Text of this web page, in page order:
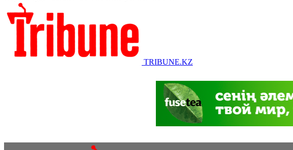
TRIBUNE.KZ